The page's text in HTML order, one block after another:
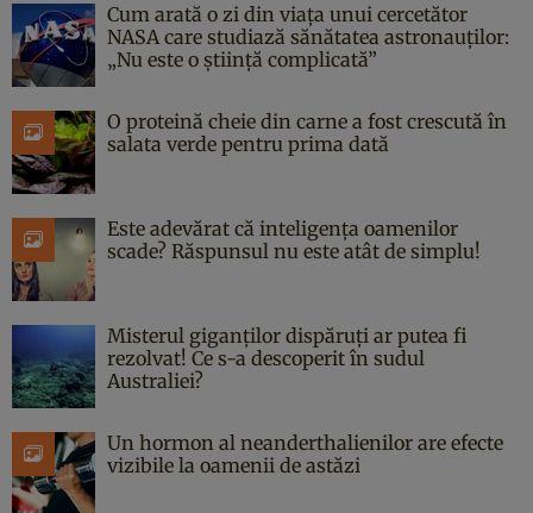
Cum arată o zi din viața unui cercetător
NASA care studiază sănătatea astronauților:
„Nu este o știință complicată”
O proteină cheie din carne a fost crescută în
salata verde pentru prima dată
Este adevărat că inteligența oamenilor
scade? Răspunsul nu este atât de simplu!
Misterul giganților dispăruți ar putea fi
rezolvat! Ce s-a descoperit în sudul
Australiei?
Un hormon al neanderthalienilor are efecte
vizibile la oamenii de astăzi